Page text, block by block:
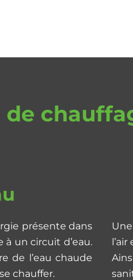
de
présente dans
un circuit d’eau.
de l’eau chaude
chauffer.